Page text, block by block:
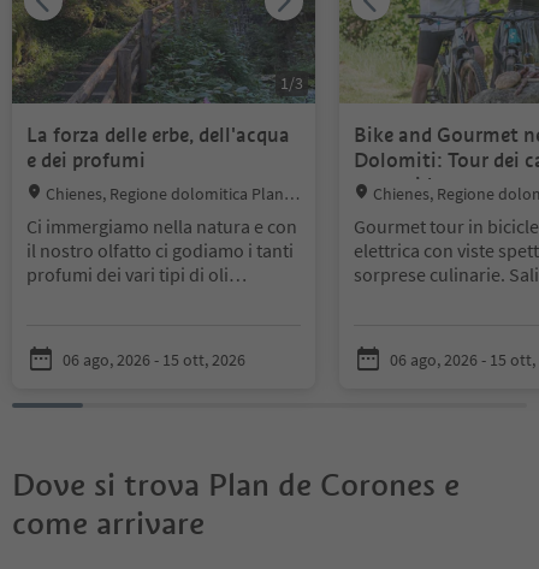
1/3
La forza delle erbe, dell'acqua
e dei profumi
Location:
Chienes, Regione dolomitica Plan d
e Corones
Ci immergiamo nella natura e con
il nostro olfatto ci godiamo i tanti
profumi dei vari tipi di oli
idilliaca scopriamo curiosità
naturalistiche e la storia del
lavorazione degli oli essenziali e
delle loro proprietà. In un
pediluvio negli aghi appena
distillati ci godiamo questi
06 ago, 2026 - 15 ott, 2026
Bike and Gourmet
Dolomiti: Tour dei
con guida
Location:
Chienes, Regione
Gourmet tour in
elettrica con viste
sorprese culinarie.
gustateli a 1.900 metri
altitudine.
anni, non adatto per
06 ago, 2026 - 15 ott,
Dove si trova Plan de Corones e
come arrivare